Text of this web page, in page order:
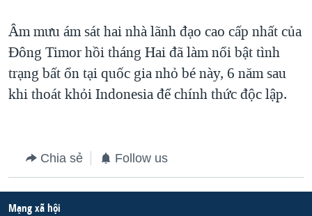
Âm mưu ám sát hai nhà lãnh đạo cao cấp nhất của
Đông Timor hồi tháng Hai đã làm nổi bật tình
trạng bất ổn tại quốc gia nhỏ bé này, 6 năm sau
khi thoát khỏi Indonesia để chính thức độc lập.
Chia sẻ Follow us
Mạng xã hội